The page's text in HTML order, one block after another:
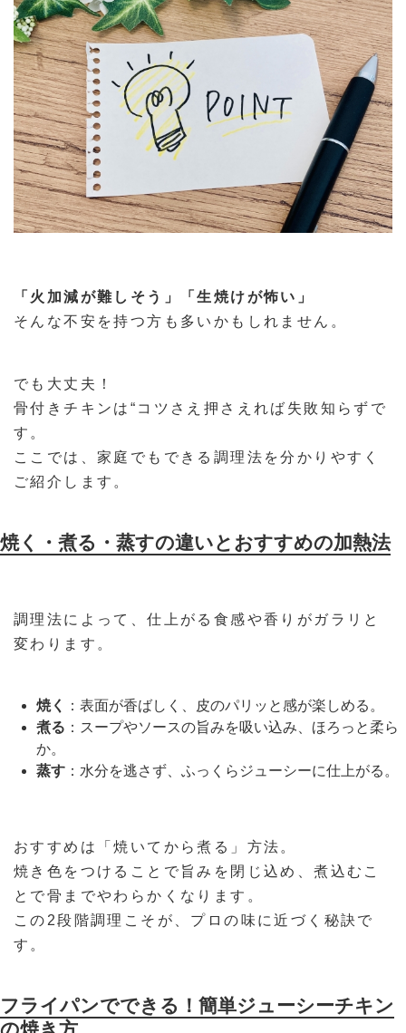
「火加減が難しそう」「生焼けが怖い」
そんな不安を持つ方も多いかもしれません。
でも大丈夫！
骨付きチキンは“コツさえ押さえれば失敗知らずで
す。
ここでは、家庭でもできる調理法を分かりやすく
ご紹介します。
焼く・煮る・蒸すの違いとおすすめの加熱法
調理法によって、仕上がる食感や香りがガラリと
変わります。
焼く
：表面が香ばしく、皮のパリッと感が楽しめる。
煮る ：スープやソースの旨みを吸い込み、ほろっと柔ら
か。
蒸す ：水分を逃さず、ふっくらジューシーに仕上がる。
おすすめは「焼いてから煮る」方法。
焼き色をつけることで旨みを閉じ込め、煮込むこ
とで骨までやわらかくなります。
この2段階調理こそが、プロの味に近づく秘訣で
す。
フライパンでできる！簡単ジューシーチキン